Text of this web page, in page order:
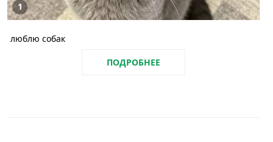
1
люблю собак
ПОДРОБНЕЕ